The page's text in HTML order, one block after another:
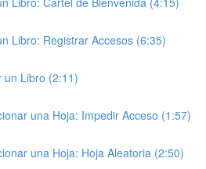
Libro: Registrar Accesos (6:35)
un Libro (2:11)
una Hoja: Impedir Acceso (1:57)
una Hoja: Hoja Aleatoria (2:50)